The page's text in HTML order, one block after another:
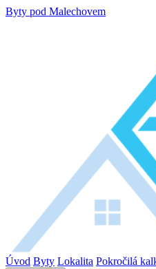
Byty pod Malechovem
Úvod Byty Lokalita Pokročilá